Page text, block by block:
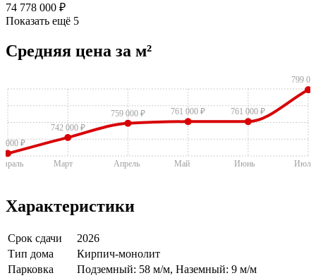
74 778 000 ₽
Показать ещё 5
Средняя цена за м²
000 ₽
742 000 ₽
759 000 ₽ 761 000 ₽ 761 000 ₽
799
Март Апрель Май Июнь Июль
Характеристики
Срок сдачи
2026
Тип дома
Кирпич-монолит
Парковка
Подземный: 58 м/м, Наземный: 9 м/м